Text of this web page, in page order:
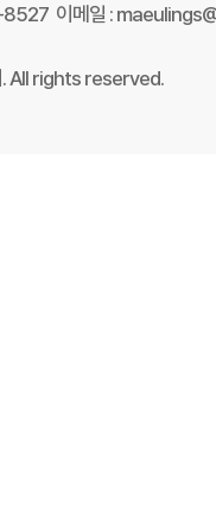
이메일 :
All rights reserved.